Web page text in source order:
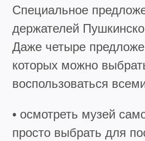
Специальное
держателей
Даже четыре
которых можно
воспользоваться
• осмотреть музей
просто выбрать для